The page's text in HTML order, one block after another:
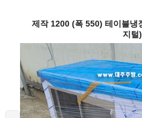
제작 1200 (폭 550) 테이블냉
지털)